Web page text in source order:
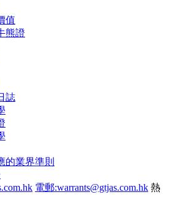
值
熊證
誌
的業界準則
電郵:warrants@gtjas.com.hk 熱